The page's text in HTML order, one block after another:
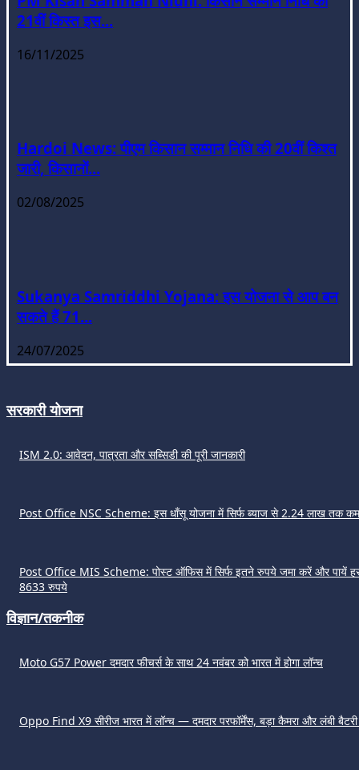
21वीं किस्त इस...
16/11/2025
Hardoi News: पीएम किसान सम्मान निधि की 20वीं किश्त
जारी, किसानों...
02/08/2025
Sukanya Samriddhi Yojana: इस योजना से आप बन
सकते हैं 71...
24/07/2025
सरकारी योजना
ISM 2.0: आवेदन, पात्रता और सब्सिडी की पूरी जानकारी
Post Office NSC Scheme: इस धाँसू योजना में सिर्फ ब्याज से 2.24 लाख तक
Post Office MIS Scheme: पोस्ट ऑफिस में सिर्फ इतने रुपये जमा करें और पायें
8633 रुपये
विज्ञान/तकनीक
Moto G57 Power दमदार फीचर्स के साथ 24 नवंबर को भारत में होगा लॉन्च
Oppo Find X9 सीरीज भारत में लॉन्च — दमदार परफॉर्मेंस, बड़ा कैमरा और लंबी